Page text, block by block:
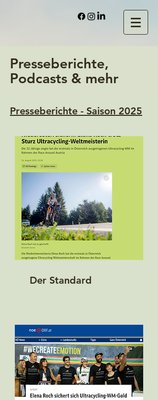
Presseberichte,
Podcasts & mehr
Presseberichte - Saison 2025
Der Standard